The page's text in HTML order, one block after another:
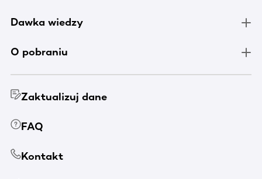
Dawka wiedzy
O pobraniu
Zaktualizuj dane
FAQ
Kontakt